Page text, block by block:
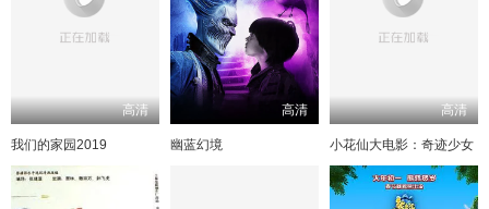
高清
我们的家园2019
高清
幽蓝幻境
高清
小花仙大电影：奇迹少女